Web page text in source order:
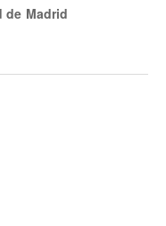
and
de Madrid